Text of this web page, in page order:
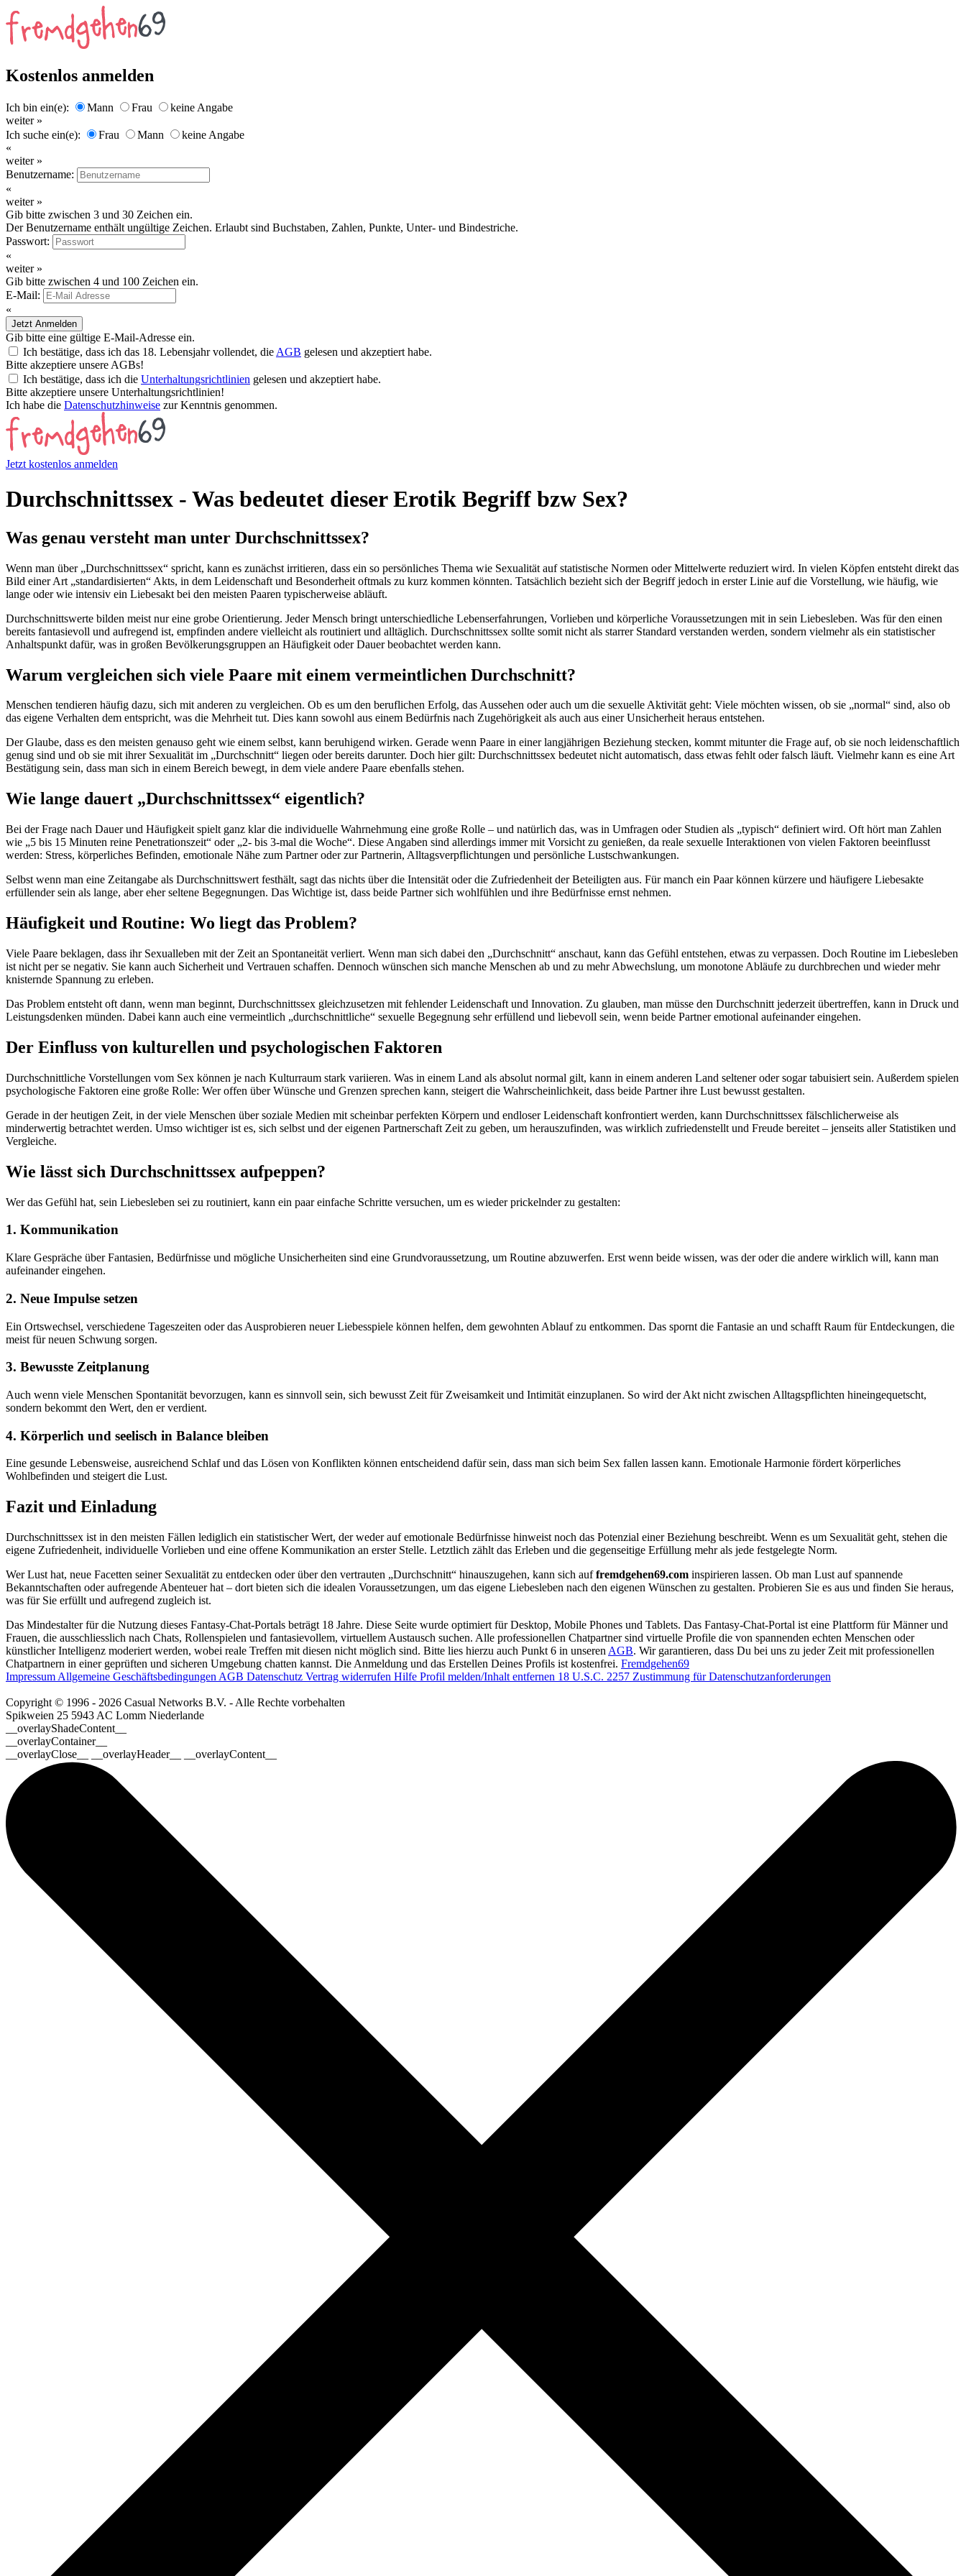
Kostenlos anmelden
Ich bin ein(e): Mann Frau
keine Angabe
weiter »
Ich suche ein(e):
Frau Mann
keine Angabe
«
weiter »
Benutzername:
«
weiter »
Gib bitte zwischen 3 und 30 Zeichen ein.
Der Benutzername enthält ungültige Zeichen. Erlaubt sind Buchstaben, Zahlen, Punkte, Unter- und Bindestriche.
Passwort:
«
weiter »
Gib bitte zwischen 4 und 100 Zeichen ein.
E-Mail:
«
Jetzt Anmelden
Gib bitte eine gültige E-Mail-Adresse ein.
Ich bestätige, dass ich das 18. Lebensjahr vollendet, die AGB gelesen und akzeptiert habe.
Bitte akzeptiere unsere AGBs!
Ich bestätige, dass ich die Unterhaltungsrichtlinien gelesen und akzeptiert habe.
Bitte akzeptiere unsere Unterhaltungsrichtlinien!
Ich habe die Datenschutzhinweise zur Kenntnis genommen.
Jetzt kostenlos anmelden
Durchschnittssex - Was bedeutet dieser Erotik Begriff bzw Sex?
Was genau versteht man unter Durchschnittssex?
Wenn man über „Durchschnittssex“ spricht, kann es zunächst irritieren, dass ein so persönliches Thema wie Sexualität auf statistische Normen oder Mittelwerte reduziert wird. In vielen Köpfen entsteht direkt das
Bild einer Art „standardisierten“ Akts, in dem Leidenschaft und Besonderheit oftmals zu kurz kommen könnten. Tatsächlich bezieht sich der Begriff jedoch in erster Linie auf die Vorstellung, wie häufig, wie
lange oder wie intensiv ein Liebesakt bei den meisten Paaren typischerweise abläuft.
Durchschnittswerte bilden meist nur eine grobe Orientierung. Jeder Mensch bringt unterschiedliche Lebenserfahrungen, Vorlieben und körperliche Voraussetzungen mit in sein Liebesleben. Was für den einen
bereits fantasievoll und aufregend ist, empfinden andere vielleicht als routiniert und alltäglich. Durchschnittssex sollte somit nicht als starrer Standard verstanden werden, sondern vielmehr als ein statistischer
Anhaltspunkt dafür, was in großen Bevölkerungsgruppen an Häufigkeit oder Dauer beobachtet werden kann.
Warum vergleichen sich viele Paare mit einem vermeintlichen Durchschnitt?
Menschen tendieren häufig dazu, sich mit anderen zu vergleichen. Ob es um den beruflichen Erfolg, das Aussehen oder auch um die sexuelle Aktivität geht: Viele möchten wissen, ob sie „normal“ sind, also ob
das eigene Verhalten dem entspricht, was die Mehrheit tut. Dies kann sowohl aus einem Bedürfnis nach Zugehörigkeit als auch aus einer Unsicherheit heraus entstehen.
Der Glaube, dass es den meisten genauso geht wie einem selbst, kann beruhigend wirken. Gerade wenn Paare in einer langjährigen Beziehung stecken, kommt mitunter die Frage auf, ob sie noch leidenschaftlich
genug sind und ob sie mit ihrer Sexualität im „Durchschnitt“ liegen oder bereits darunter. Doch hier gilt: Durchschnittssex bedeutet nicht automatisch, dass etwas fehlt oder falsch läuft. Vielmehr kann es eine Art
Bestätigung sein, dass man sich in einem Bereich bewegt, in dem viele andere Paare ebenfalls stehen.
Wie lange dauert „Durchschnittssex“ eigentlich?
Bei der Frage nach Dauer und Häufigkeit spielt ganz klar die individuelle Wahrnehmung eine große Rolle – und natürlich das, was in Umfragen oder Studien als „typisch“ definiert wird. Oft hört man Zahlen
wie „5 bis 15 Minuten reine Penetrationszeit“ oder „2- bis 3-mal die Woche“. Diese Angaben sind allerdings immer mit Vorsicht zu genießen, da reale sexuelle Interaktionen von vielen Faktoren beeinflusst
werden: Stress, körperliches Befinden, emotionale Nähe zum Partner oder zur Partnerin, Alltagsverpflichtungen und persönliche Lustschwankungen.
Selbst wenn man eine Zeitangabe als Durchschnittswert festhält, sagt das nichts über die Intensität oder die Zufriedenheit der Beteiligten aus. Für manch ein Paar können kürzere und häufigere Liebesakte
erfüllender sein als lange, aber eher seltene Begegnungen. Das Wichtige ist, dass beide Partner sich wohlfühlen und ihre Bedürfnisse ernst nehmen.
Häufigkeit und Routine: Wo liegt das Problem?
Viele Paare beklagen, dass ihr Sexualleben mit der Zeit an Spontaneität verliert. Wenn man sich dabei den „Durchschnitt“ anschaut, kann das Gefühl entstehen, etwas zu verpassen. Doch Routine im Liebesleben
ist nicht per se negativ. Sie kann auch Sicherheit und Vertrauen schaffen. Dennoch wünschen sich manche Menschen ab und zu mehr Abwechslung, um monotone Abläufe zu durchbrechen und wieder mehr
knisternde Spannung zu erleben.
Das Problem entsteht oft dann, wenn man beginnt, Durchschnittssex gleichzusetzen mit fehlender Leidenschaft und Innovation. Zu glauben, man müsse den Durchschnitt jederzeit übertreffen, kann in Druck und
Leistungsdenken münden. Dabei kann auch eine vermeintlich „durchschnittliche“ sexuelle Begegnung sehr erfüllend und liebevoll sein, wenn beide Partner emotional aufeinander eingehen.
Der Einfluss von kulturellen und psychologischen Faktoren
Durchschnittliche Vorstellungen vom Sex können je nach Kulturraum stark variieren. Was in einem Land als absolut normal gilt, kann in einem anderen Land seltener oder sogar tabuisiert sein. Außerdem spielen
psychologische Faktoren eine große Rolle: Wer offen über Wünsche und Grenzen sprechen kann, steigert die Wahrscheinlichkeit, dass beide Partner ihre Lust bewusst gestalten.
Gerade in der heutigen Zeit, in der viele Menschen über soziale Medien mit scheinbar perfekten Körpern und endloser Leidenschaft konfrontiert werden, kann Durchschnittssex fälschlicherweise als
minderwertig betrachtet werden. Umso wichtiger ist es, sich selbst und der eigenen Partnerschaft Zeit zu geben, um herauszufinden, was wirklich zufriedenstellt und Freude bereitet – jenseits aller Statistiken und
Vergleiche.
Wie lässt sich Durchschnittssex aufpeppen?
Wer das Gefühl hat, sein Liebesleben sei zu routiniert, kann ein paar einfache Schritte versuchen, um es wieder prickelnder zu gestalten:
1. Kommunikation
Klare Gespräche über Fantasien, Bedürfnisse und mögliche Unsicherheiten sind eine Grundvoraussetzung, um Routine abzuwerfen. Erst wenn beide wissen, was der oder die andere wirklich will, kann man
aufeinander eingehen.
2. Neue Impulse setzen
Ein Ortswechsel, verschiedene Tageszeiten oder das Ausprobieren neuer Liebesspiele können helfen, dem gewohnten Ablauf zu entkommen. Das spornt die Fantasie an und schafft Raum für Entdeckungen, die
meist für neuen Schwung sorgen.
3. Bewusste Zeitplanung
Auch wenn viele Menschen Spontanität bevorzugen, kann es sinnvoll sein, sich bewusst Zeit für Zweisamkeit und Intimität einzuplanen. So wird der Akt nicht zwischen Alltagspflichten hineingequetscht,
sondern bekommt den Wert, den er verdient.
4. Körperlich und seelisch in Balance bleiben
Eine gesunde Lebensweise, ausreichend Schlaf und das Lösen von Konflikten können entscheidend dafür sein, dass man sich beim Sex fallen lassen kann. Emotionale Harmonie fördert körperliches
Wohlbefinden und steigert die Lust.
Fazit und Einladung
Durchschnittssex ist in den meisten Fällen lediglich ein statistischer Wert, der weder auf emotionale Bedürfnisse hinweist noch das Potenzial einer Beziehung beschreibt. Wenn es um Sexualität geht, stehen die
eigene Zufriedenheit, individuelle Vorlieben und eine offene Kommunikation an erster Stelle. Letztlich zählt das Erleben und die gegenseitige Erfüllung mehr als jede festgelegte Norm.
Wer Lust hat, neue Facetten seiner Sexualität zu entdecken oder über den vertrauten „Durchschnitt“ hinauszugehen, kann sich auffremdgehen69.com inspirieren lassen. Ob man Lust auf spannende
Bekanntschaften oder aufregende Abenteuer hat – dort bieten sich die idealen Voraussetzungen, um das eigene Liebesleben nach den eigenen Wünschen zu gestalten. Probieren Sie es aus und finden Sie heraus,
was für Sie erfüllt und aufregend zugleich ist.
Das Mindestalter für die Nutzung dieses Fantasy-Chat-Portals beträgt 18 Jahre. Diese Seite wurde optimiert für Desktop, Mobile Phones und Tablets. Das Fantasy-Chat-Portal ist eine Plattform für Männer und
Frauen, die ausschliesslich nach Chats, Rollenspielen und fantasievollem, virtuellem Austausch suchen. Alle professionellen Chatpartner sind virtuelle Profile die von spannenden echten Menschen oder
künstlicher Intelligenz moderiert werden, wobei reale Treffen mit diesen nicht möglich sind. Bitte lies hierzu auch Punkt 6 in unseren AGB. Wir garantieren, dass Du bei uns zu jeder Zeit mit professionellen
Chatpartnern in einer geprüften und sicheren Umgebung chatten kannst. Die Anmeldung und das Erstellen Deines Profils ist kostenfrei. Fremdgehen69
Impressum Allgemeine Geschäftsbedingungen AGB Datenschutz Vertrag widerrufen Hilfe Profil melden/Inhalt entfernen 18 U.S.C. 2257 Zustimmung für Datenschutzanforderungen
Copyright © 1996 - 2026 Casual Networks B.V. - Alle Rechte vorbehalten
Spikweien 25 5943 AC Lomm Niederlande
__overlayShadeContent__
__overlayContainer__
__overlayClose__ __overlayHeader__ __overlayContent__